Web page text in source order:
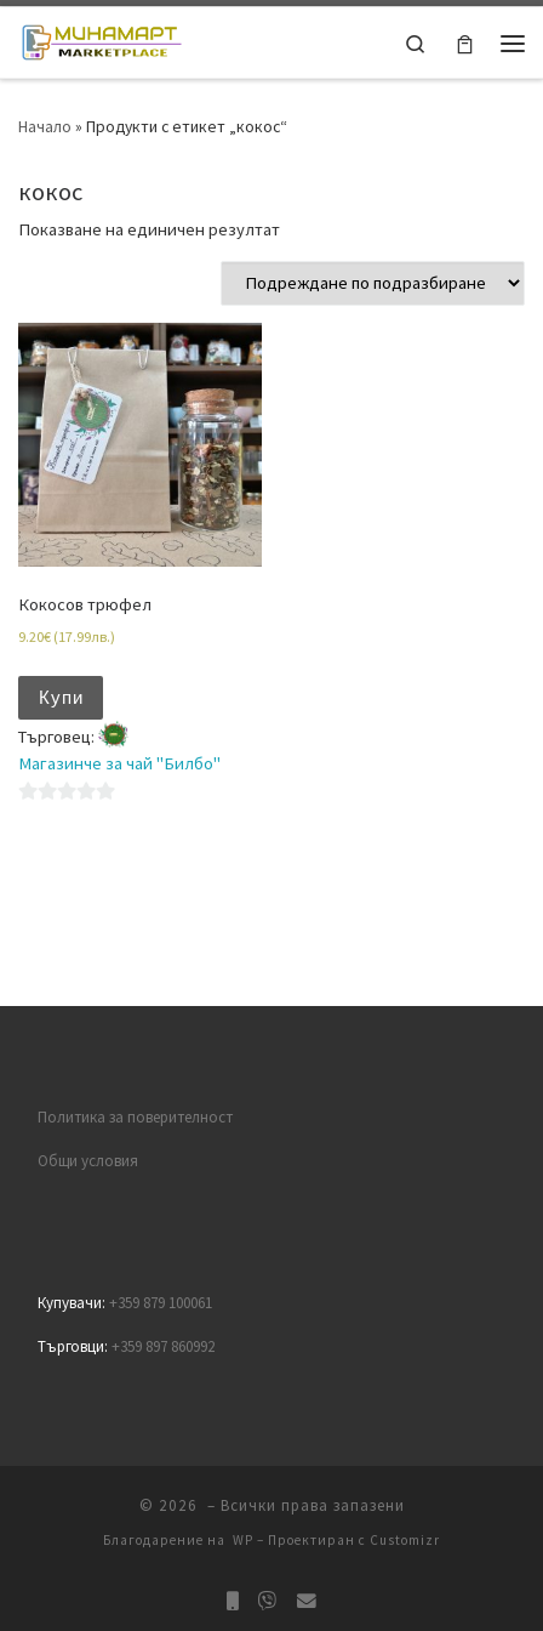
Skip to content
Search
Начало » Продукти с етикет „кокос“
кокос
Показване на единичен резултат
Кокосов трюфел
9.20€ (17.99лв.)
Купи
Търговец:
Магазинче за чай "Билбо"
Политика за поверителност
Общи условия
Купувачи:+359 879 100061
Търговци:+359 897 860992
© 2026 – Всички права запазени
Благодарение на WP – Проектиран с Customizr